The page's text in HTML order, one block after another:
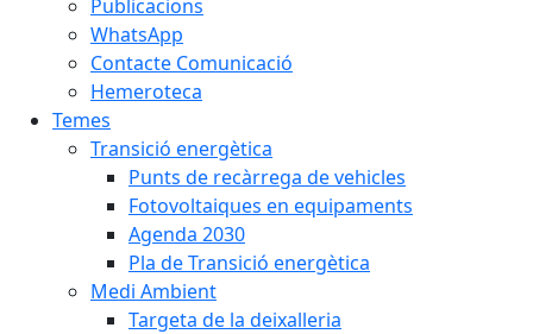
Publicacions
WhatsApp
Contacte Comunicació
Hemeroteca
Temes
Transició energètica
Punts de recàrrega de vehicles
Fotovoltaiques en equipaments
Agenda 2030
Pla de Transició energètica
Medi Ambient
Targeta de la deixalleria